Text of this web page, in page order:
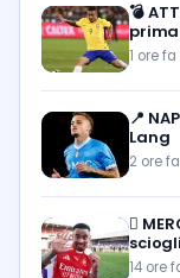
💣
1 ore fa
📍
Lang
2 ore fa
🪎
14 ore